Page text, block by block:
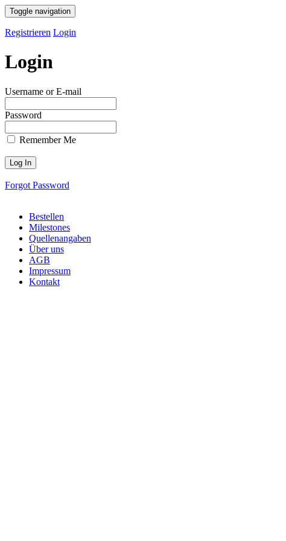
Toggle navigation
Registrieren Login
Login
Username or E-mail
Password
Remember Me
Forgot Password
Bestellen
Milestones
Quellenangaben
Über uns
AGB
Impressum
Kontakt